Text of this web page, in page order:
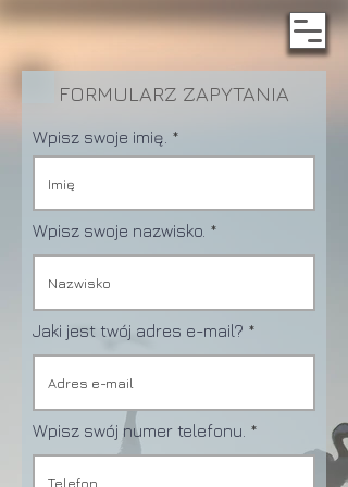
FORMULARZ ZAPYTANIA
Wpisz swoje imię.
Wpisz swoje nazwisko.
Jaki jest twój adres e-mail?
Wpisz swój numer telefonu.